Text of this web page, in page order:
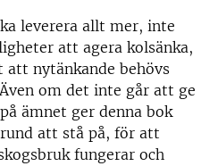
leverera allt mer, inte
att agera kolsänka,
nytänkande behövs
om det inte går att ge
ämnet ger denna bok
att stå på, för att
fungerar och